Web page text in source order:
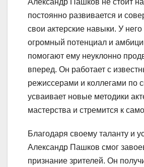
постоянно развивается и
свои актерские навыки. У него
огромный потенциал и
помогают ему неуклонно
вперед. Он работает с
режиссерами и коллегами по
усваивает новые методики
мастерства и стремится к
Благодаря своему таланту и
Александр Пашков смог
признание зрителей. Он